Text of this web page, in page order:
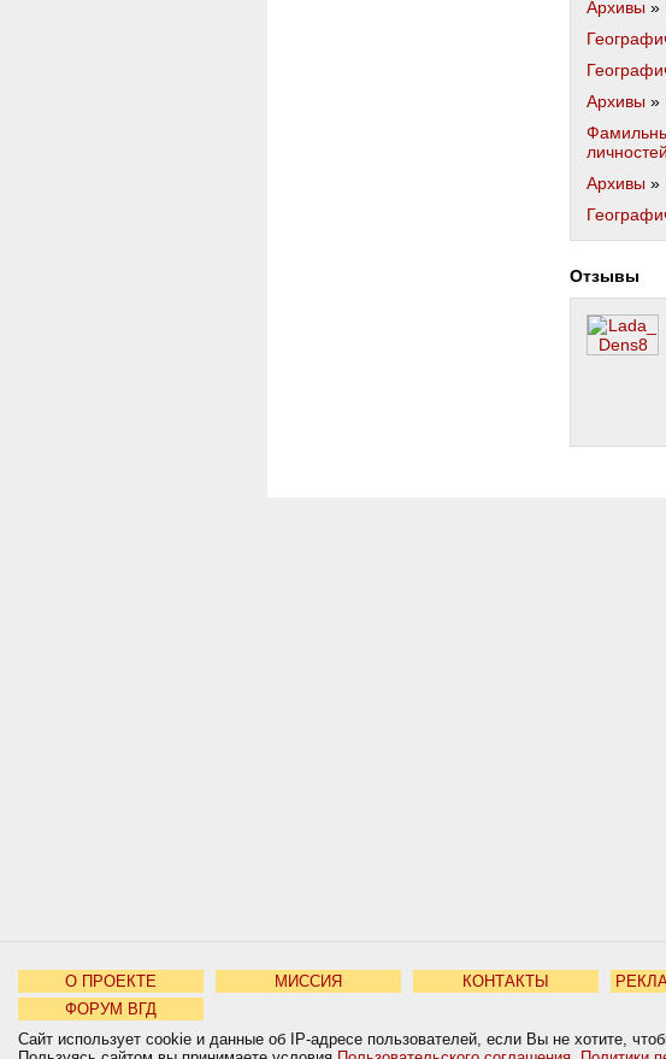
Архивы »
Архивы »
личностей
Архивы »
Отзывы
О ПРОЕКТЕ МИССИЯ КОНТАКТЫ
ФОРУМ ВГД
Сайт использует cookie и данные об IP-адресе пользователей, если Вы не хотите,